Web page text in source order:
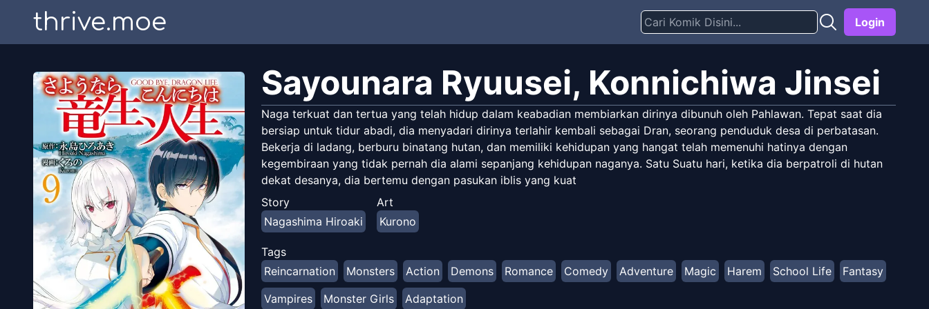
thrive.moe Login
Sayounara Ryuusei, Konnichiwa Jinsei
Naga terkuat dan tertua yang telah hidup dalam keabadian membiarkan dirinya dibunuh oleh Pahlawan. Tepat saat dia
bersiap untuk tidur abadi, dia menyadari dirinya terlahir kembali sebagai Dran, seorang penduduk desa di perbatasan.
Bekerja di ladang, berburu binatang hutan, dan memiliki kehidupan yang hangat telah memenuhi hatinya dengan
kegembiraan yang tidak pernah dia alami sepanjang kehidupan naganya. Satu Suatu hari, ketika dia berpatroli di hutan
dekat desanya, dia bertemu dengan pasukan iblis yang kuat
Story
Nagashima Hiroaki
Art
Kurono
Tags
Reincarnation
Monsters Action Demons Romance Comedy Adventure Magic Harem School Life
Fantasy
Vampires
Monster Girls Adaptation